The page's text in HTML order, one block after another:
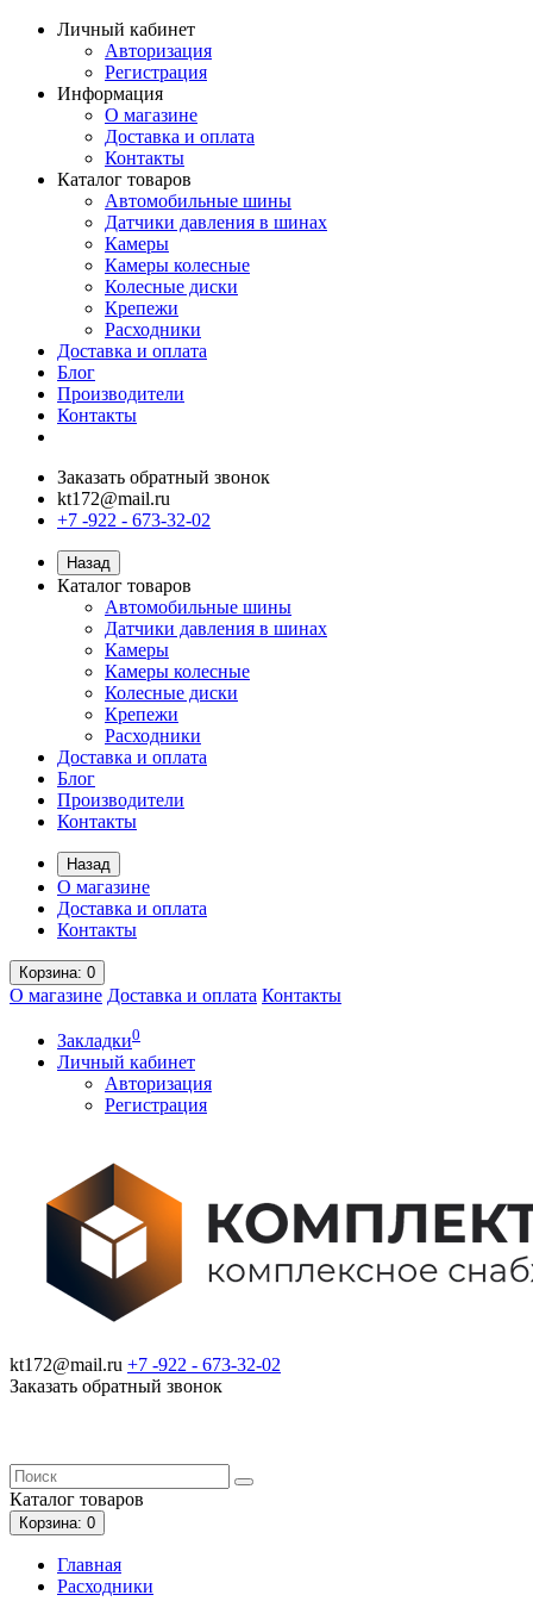
Личный кабинет
Авторизация
Регистрация
Информация
О магазине
Доставка и оплата
Контакты
Каталог товаров
Автомобильные шины
Датчики давления в шинах
Камеры
Камеры колесные
Колесные диски
Крепежи
Расходники
Доставка и оплата
Блог
Производители
Контакты
Заказать обратный звонок
kt172@mail.ru
+7 -922 - 673-32-02
Назад
Каталог товаров
Автомобильные шины
Датчики давления в шинах
Камеры
Камеры колесные
Колесные диски
Крепежи
Расходники
Доставка и оплата
Блог
Производители
Контакты
Назад
О магазине
Доставка и оплата
Контакты
Корзина: 0
О магазине Доставка и оплата Контакты
Закладки0
Личный кабинет
Авторизация
Регистрация
kt172@mail.ru +7 -922 - 673-32-02
Заказать обратный звонок
Каталог товаров
Корзина: 0
Главная
Расходники